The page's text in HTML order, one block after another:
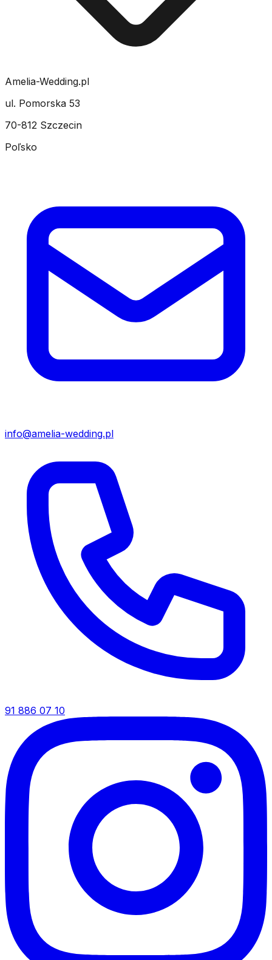
Amelia-Wedding.pl
ul. Pomorska 53
70-812 Szczecin
Poľsko
info@amelia-wedding.pl
91 886 07 10